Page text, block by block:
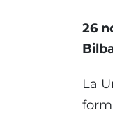
26
La